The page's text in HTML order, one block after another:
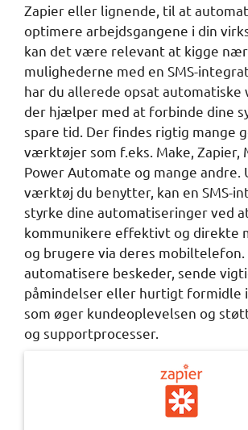
Zapier eller lignende, til at
optimere arbejdsgangene i din
kan det være relevant at kigge
mulighederne med en SMS-
har du allerede opsat automatiske
der hjælper med at forbinde dine
spare tid. Der findes rigtig mange
værktøjer som f.eks. Make, Zapier,
Power Automate og mange andre.
værktøj du benytter, kan en SMS-
styrke dine automatiseringer ved
kommunikere effektivt og direkte
og brugere via deres mobiltelefon.
automatisere beskeder, sende
påmindelser eller hurtigt formidle
som øger kundeoplevelsen og
og supportprocesser.